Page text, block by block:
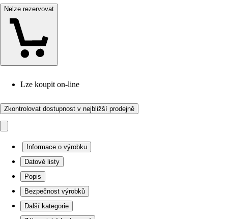
Nelze rezervovat
Lze koupit on-line
Zkontrolovat dostupnost v nejbližší prodejně
Informace o výrobku
Datové listy
Popis
Bezpečnost výrobků
Další kategorie